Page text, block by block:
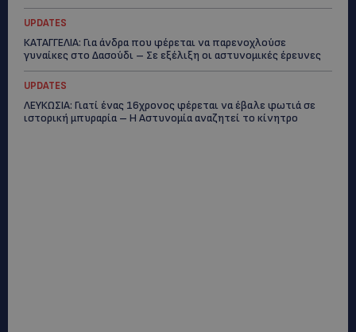
UPDATES
ΚΑΤΑΓΓΕΛΙΑ: Για άνδρα που φέρεται να παρενοχλούσε
γυναίκες στο Δασούδι – Σε εξέλιξη οι αστυνομικές έρευνες
UPDATES
ΛΕΥΚΩΣΙΑ: Γιατί ένας 16χρονος φέρεται να έβαλε φωτιά σε
ιστορική μπυραρία – Η Αστυνομία αναζητεί το κίνητρο